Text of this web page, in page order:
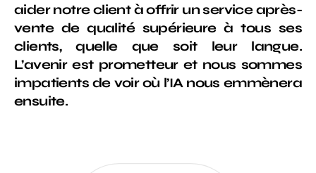
aider notre client à offrir un service après-
vente de qualité supérieure à tous ses
clients, quelle que soit leur langue.
L’avenir est prometteur et nous sommes
impatients de voir où l’IA nous emmènera
ensuite.